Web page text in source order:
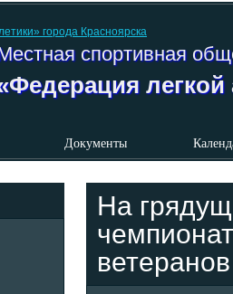
спортивная
легкой
Документы
На